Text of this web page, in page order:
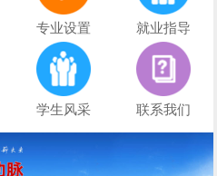
专业设置 就业指导
学生风采 联系我们